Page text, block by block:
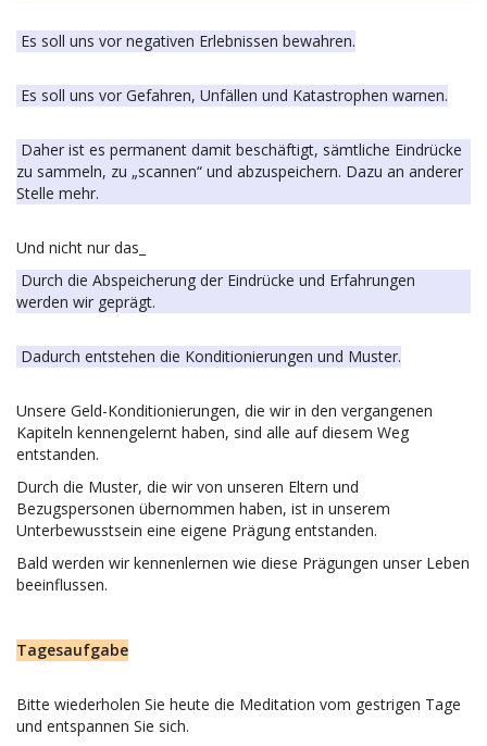
Es soll uns vor negativen Erlebnissen bewahren.
Es soll uns vor Gefahren, Unfällen und Katastrophen warnen.
Daher ist es permanent damit beschäftigt, sämtliche Eindrücke
zu sammeln, zu „scannen“ und abzuspeichern. Dazu an anderer
Stelle mehr.
Und nicht nur das_
Durch die Abspeicherung der Eindrücke und Erfahrungen
werden wir geprägt.
Dadurch entstehen die Konditionierungen und Muster.
Unsere Geld-Konditionierungen, die wir in den vergangenen
Kapiteln kennengelernt haben, sind alle auf diesem Weg
entstanden.
Durch die Muster, die wir von unseren Eltern und
Bezugspersonen übernommen haben, ist in unserem
Unterbewusstsein eine eigene Prägung entstanden.
Bald werden wir kennenlernen wie diese Prägungen unser Leben
beeinflussen.
Tagesaufgabe
Bitte wiederholen Sie heute die Meditation vom gestrigen Tage
und entspannen Sie sich.